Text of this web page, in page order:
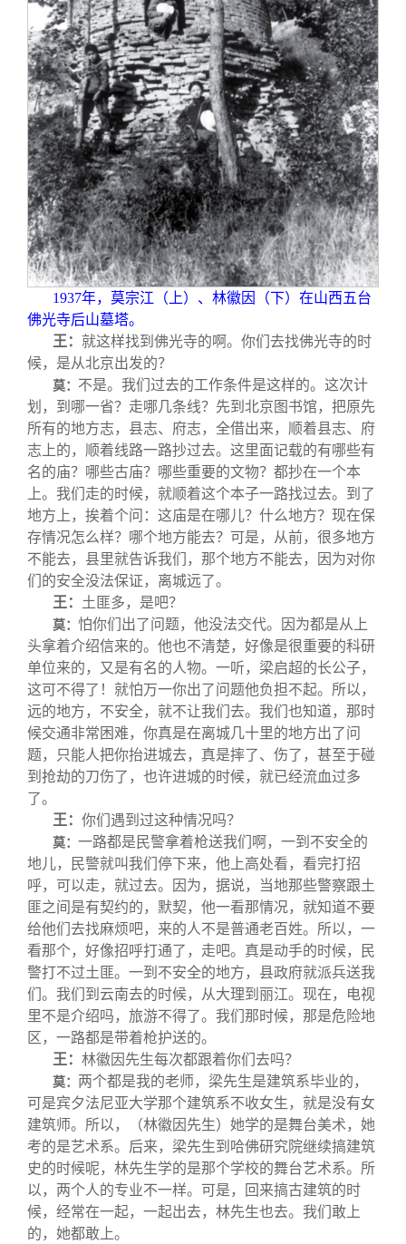
1937年，莫宗江（上）、林徽因（下）在山西五台
佛光寺后山墓塔。
王： 就这样找到佛光寺的啊。你们去找佛光寺的时
候，是从北京出发的？
莫： 不是。我们过去的工作条件是这样的。这次计
划，到哪一省？走哪几条线？先到北京图书馆，把原先
所有的地方志，县志、府志，全借出来，顺着县志、府
志上的，顺着线路一路抄过去。这里面记载的有哪些有
名的庙？哪些古庙？哪些重要的文物？都抄在一个本
上。我们走的时候，就顺着这个本子一路找过去。到了
地方上，挨着个问：这庙是在哪儿？什么地方？现在保
存情况怎么样？哪个地方能去？可是，从前，很多地方
不能去，县里就告诉我们，那个地方不能去，因为对你
们的安全没法保证，离城远了。
王： 土匪多，是吧？
莫： 怕你们出了问题，他没法交代。因为都是从上
头拿着介绍信来的。他也不清楚，好像是很重要的科研
单位来的，又是有名的人物。一听，梁启超的长公子，
这可不得了！就怕万一你出了问题他负担不起。所以，
远的地方，不安全，就不让我们去。我们也知道，那时
候交通非常困难，你真是在离城几十里的地方出了问
题，只能人把你抬进城去，真是摔了、伤了，甚至于碰
到抢劫的刀伤了，也许进城的时候，就已经流血过多
了。
王： 你们遇到过这种情况吗？
莫： 一路都是民警拿着枪送我们啊，一到不安全的
地儿，民警就叫我们停下来，他上高处看，看完打招
呼，可以走，就过去。因为，据说，当地那些警察跟土
匪之间是有契约的，默契，他一看那情况，就知道不要
给他们去找麻烦吧，来的人不是普通老百姓。所以，一
看那个，好像招呼打通了，走吧。真是动手的时候，民
警打不过土匪。一到不安全的地方，县政府就派兵送我
们。我们到云南去的时候，从大理到丽江。现在，电视
里不是介绍吗，旅游不得了。我们那时候，那是危险地
区，一路都是带着枪护送的。
王： 林徽因先生每次都跟着你们去吗？
莫： 两个都是我的老师，梁先生是建筑系毕业的，
可是宾夕法尼亚大学那个建筑系不收女生，就是没有女
建筑师。所以，（林徽因先生）她学的是舞台美术，她
考的是艺术系。后来，梁先生到哈佛研究院继续搞建筑
史的时候呢，林先生学的是那个学校的舞台艺术系。所
以，两个人的专业不一样。可是，回来搞古建筑的时
候，经常在一起，一起出去，林先生也去。我们敢上
的，她都敢上。